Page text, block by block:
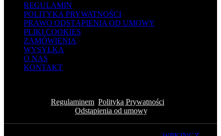
REGULAMIN
POLITYKA PRYWATNOŚCI
PRAWO ODSTĄPIENIA OD UMOWY
PLIKI COOKIES
ZAMÓWIENIA
WYSYŁKA
O NAS
KONTAKT
Regulaminem Polityką Prywatności
Odstąpienia od umowy.